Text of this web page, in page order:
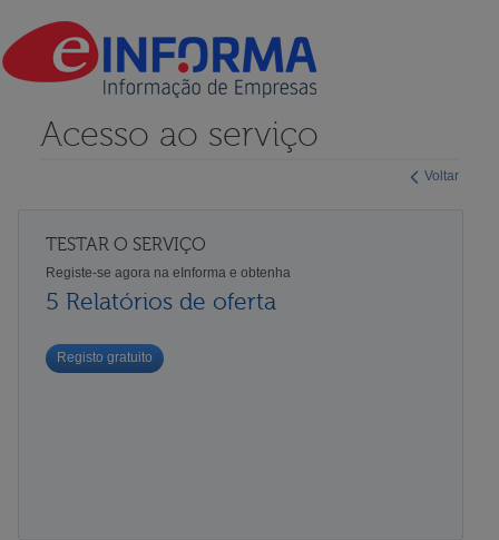
Voltar
Acesso ao serviço
TESTAR O SERVIÇO
Registe-se agora na eInforma e obtenha
5 Relatórios de oferta
Registo gratuito